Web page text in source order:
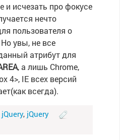
и исчезать про фокусе
нечто
пользователя о
увы, не все
атрибут для
, а лишь Chrome,
4>, IE всех версий
всегда).
, jQuery